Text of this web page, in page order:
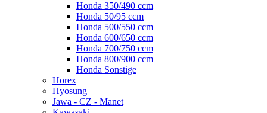
Honda 350/490 ccm
Honda 50/95 ccm
Honda 500/550 ccm
Honda 600/650 ccm
Honda 700/750 ccm
Honda 800/900 ccm
Honda Sonstige
Horex
Hyosung
Jawa - CZ - Manet